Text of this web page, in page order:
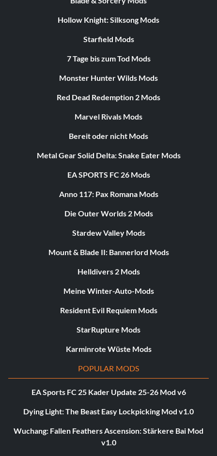
Hollow Knight: Silksong Mods
Starfield Mods
7 Tage bis zum Tod Mods
Monster Hunter Wilds Mods
Red Dead Redemption 2 Mods
Marvel Rivals Mods
Bereit oder nicht Mods
Metal Gear Solid Delta: Snake Eater Mods
EA SPORTS FC 26 Mods
Anno 117: Pax Romana Mods
Die Outer Worlds 2 Mods
Stardew Valley Mods
Mount & Blade II: Bannerlord Mods
Helldivers 2 Mods
Meine Winter-Auto-Mods
Resident Evil Requiem Mods
StarRupture Mods
Karminrote Wüste Mods
POPULAR MODS
EA Sports FC 25 Kader Update 25-26 Mod v6
Dying Light: The Beast Easy Lockpicking Mod v1.0
Wuchang: Fallen Feathers Ascension: Stärkere Bai Mod
v1.0